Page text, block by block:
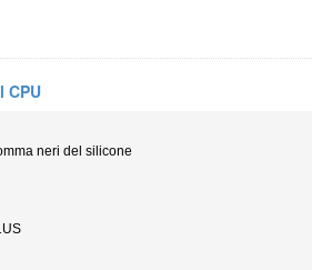
CPU
neri del silicone